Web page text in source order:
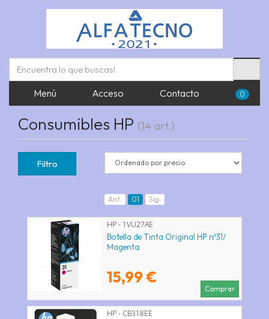
Menú Acceso Contacto 0
Consumibles HP (14 art.)
Filtro
Ant. 01 Sig.
HP - 1VU27AE
Botella de Tinta Original HP nº31/
Magenta
15,99 €
Comprar
HP - CB318EE